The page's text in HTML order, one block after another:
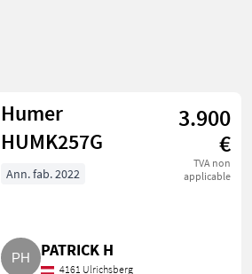
Humer
HUMK257G
3.900
€
TVA non
applicable
Ann. fab. 2022
PATRICK H
4161 Ulrichsberg